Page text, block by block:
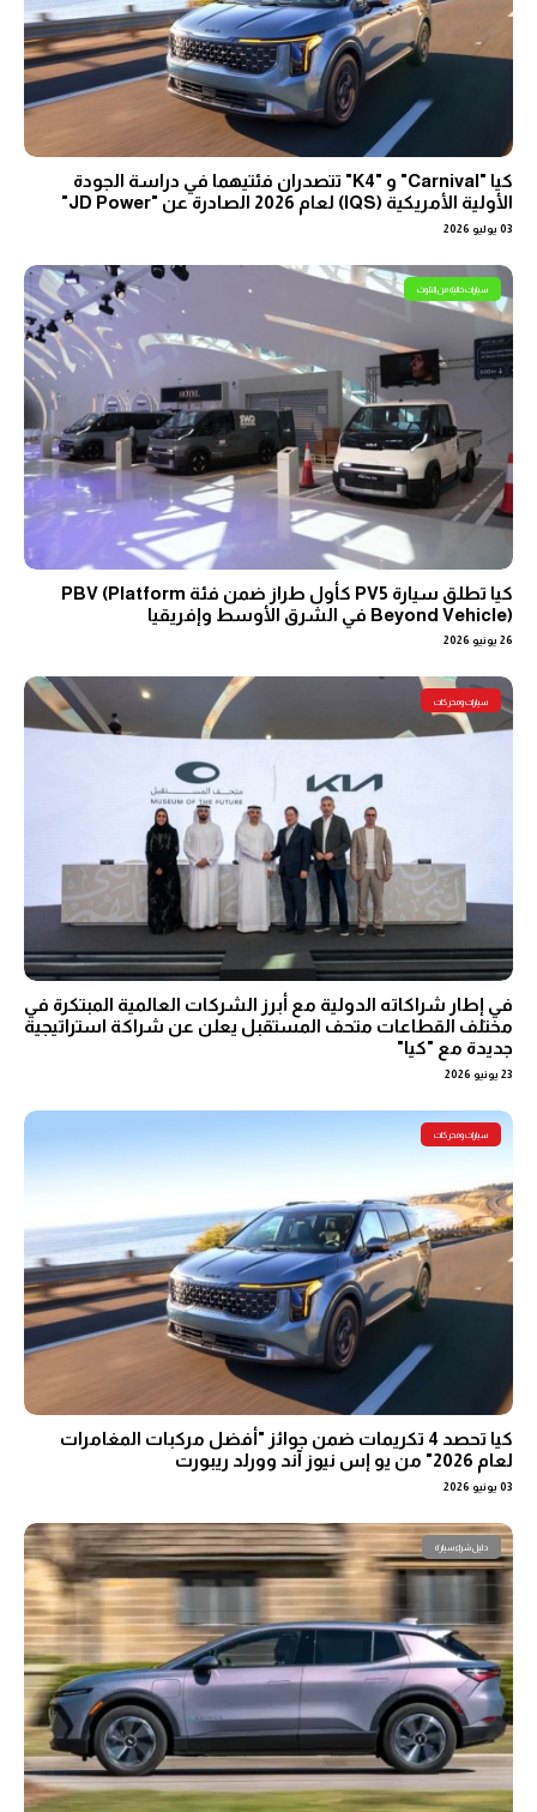
كيا "Carnival" و "K4" تتصدران فئتيهما في دراسة الجودة
الأولية الأمريكية (IQS) لعام 2026 الصادرة عن "JD Power"
03 يوليو 2026
سيارات خالية من التلوث
كيا تطلق سيارة PV5 كأول طراز ضمن فئة PBV (Platform
Beyond Vehicle) في الشرق الأوسط وإفريقيا
26 يونيو 2026
سيارات ومحركات
في إطار شراكاته الدولية مع أبرز الشركات العالمية المبتكرة في
مختلف القطاعات متحف المستقبل يعلن عن شراكة استراتيجية
جديدة مع "كيا"
23 يونيو 2026
سيارات ومحركات
كيا تحصد 4 تكريمات ضمن جوائز "أفضل مركبات المغامرات
لعام 2026" من يو إس نيوز آند وورلد ريبورت
03 يونيو 2026
دليل شراء سيارة